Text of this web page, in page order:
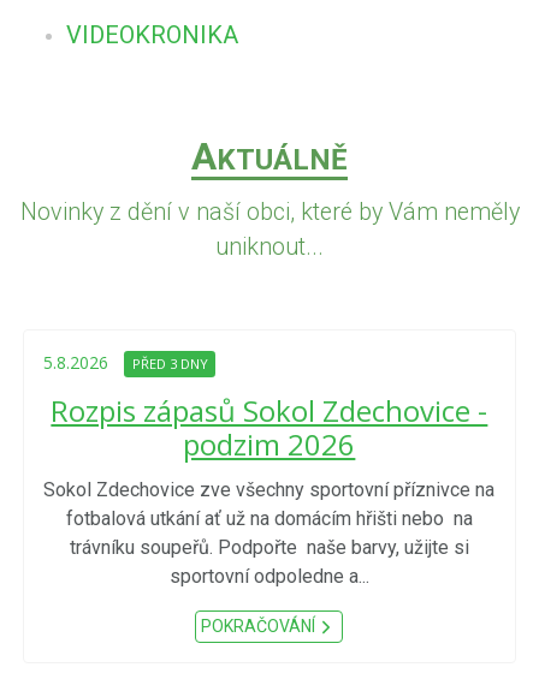
VIDEOKRONIKA
AKTUÁLNĚ
Novinky z dění v naší obci, které by Vám neměly
uniknout...
5.8.2026 PŘED 3 DNY
Rozpis zápasů Sokol Zdechovice -
podzim 2026
Sokol Zdechovice zve všechny sportovní příznivce na
fotbalová utkání ať už na domácím hřišti nebo na
trávníku soupeřů. Podpořte naše barvy, užijte si
sportovní odpoledne a...
POKRAČOVÁNÍ